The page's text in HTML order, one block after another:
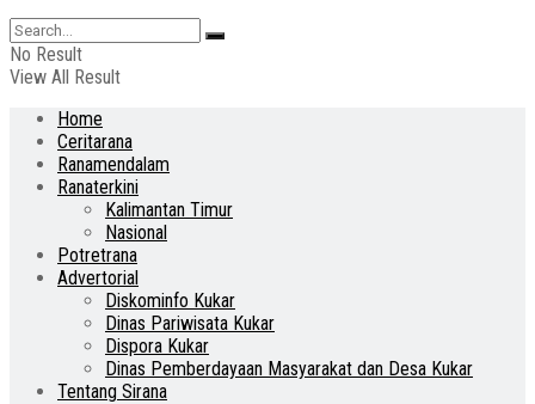
No Result
View All Result
Home
Ceritarana
Ranamendalam
Ranaterkini
Kalimantan Timur
Nasional
Potretrana
Advertorial
Diskominfo Kukar
Dinas Pariwisata Kukar
Dispora Kukar
Dinas Pemberdayaan Masyarakat dan Desa Kukar
Tentang Sirana